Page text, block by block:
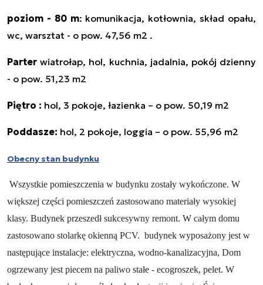
poziom - 80 m: komunikacja, kotłownia, skład opału,
wc, warsztat - o pow. 47,56 m2 .
Parter wiatrołap, hol, kuchnia, jadalnia, pokój dzienny
- o pow. 51,23 m2
Piętro : hol, 3 pokoje, łazienka – o pow. 50,19 m2
Poddasze: hol, 2 pokoje, loggia – o pow. 55,96 m2
Obecny stan budynku
Wszystkie pomieszczenia w budynku zostały wykończone. W
większej części pomieszczeń zastosowano materiały wysokiej
klasy. Budynek przeszedł sukcesywny remont. W całym domu
zastosowano stolarkę okienną PCV. budynek wyposażony jest w
następujące instalacje: elektryczna, wodno-kanalizacyjna, Dom
ogrzewany jest piecem na paliwo stałe - ecogroszek, pelet. W